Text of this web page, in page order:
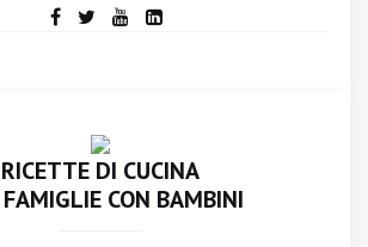
RICETTE DI CUCINA
FAMIGLIE CON BAMBINI